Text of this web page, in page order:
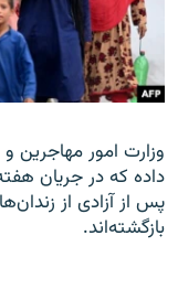
وزارت امور مهاجرین
پس از آزادی از
بازگشته‌اند.